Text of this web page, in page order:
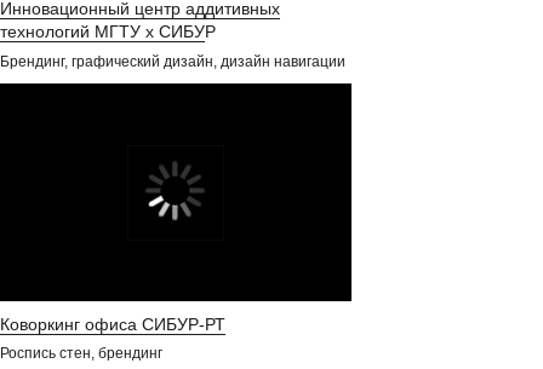
Инновационный центр аддитивных
технологий МГТУ х СИБУР
Брендинг, графический дизайн, дизайн навигации
Роспись стен, брендинг
Коворкинг офиса СИБУР-РТ